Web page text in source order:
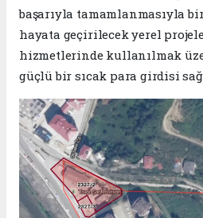
başarıyla tamamlanmasıyla
hayata geçirilecek yerel
hizmetlerinde kullanılmak
güçlü bir sıcak para girdisi